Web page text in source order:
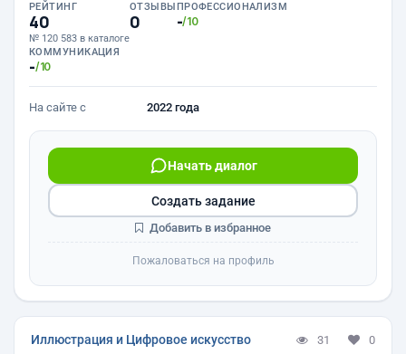
РЕЙТИНГ
40
№ 120 583 в каталоге
ОТЗЫВЫ
0
ПРОФЕССИОНАЛИЗМ
-/10
КОММУНИКАЦИЯ
-/10
На сайте с 2022 года
Начать диалог
Создать задание
Добавить в избранное
Пожаловаться на профиль
Иллюстрация и Цифровое искусство 31 0